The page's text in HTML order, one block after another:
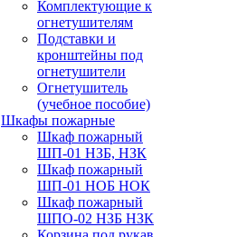
Комплектующие к
огнетушителям
Подставки и
кронштейны под
огнетушители
Огнетушитель
(учебное пособие)
Шкафы пожарные
Шкаф пожарный
ШП-01 НЗБ, НЗК
Шкаф пожарный
ШП-01 НОБ НОК
Шкаф пожарный
ШПО-02 НЗБ НЗК